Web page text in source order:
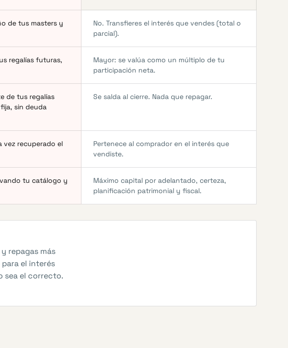
de tus masters y
No. Transfieres el interés que vendes (total o
parcial).
regalías futuras,
Mayor: se valúa como un múltiplo de tu
participación neta.
de tus regalías
sin deuda
Se salda al cierre. Nada que repagar.
vez recuperado el
Pertenece al comprador en el interés que
vendiste.
tu catálogo y
Máximo capital por adelantado, certeza,
planificación patrimonial y fiscal.
repagas más
el interés
sea el correcto.